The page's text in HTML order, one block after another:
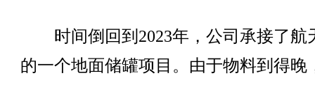
时间倒回到2023年，公司承接了航
的一个地面储罐项目。由于物料到得晚